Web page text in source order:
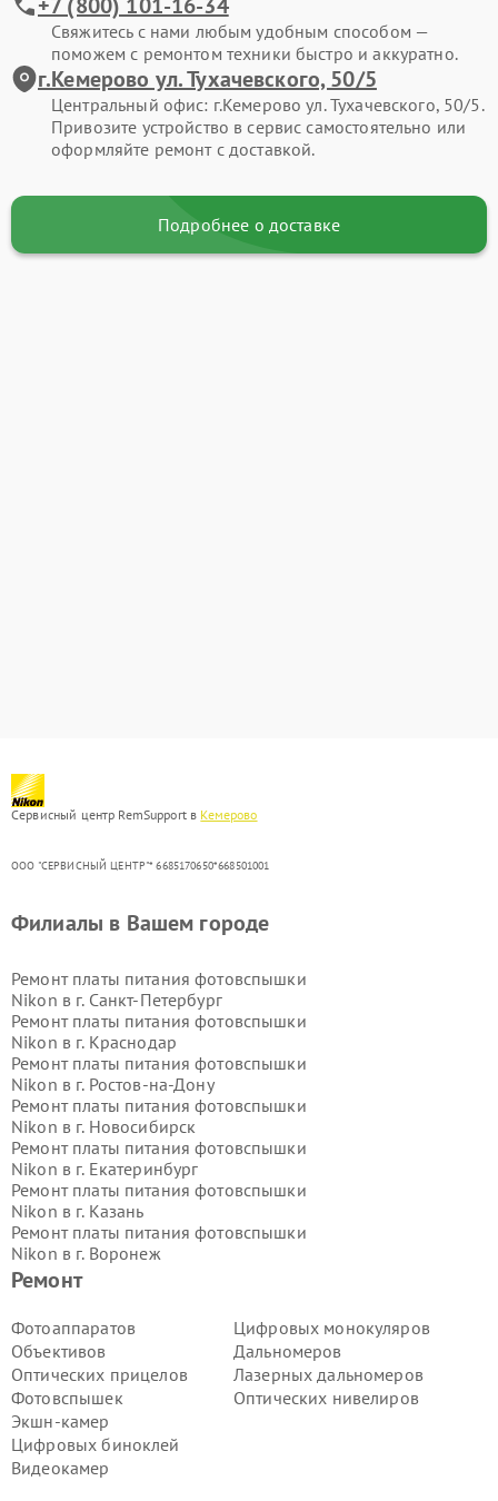
Свяжитесь с нами любым удобным способом —
поможем с ремонтом техники быстро и аккуратно.
г.Кемерово ул. Тухачевского, 50/5
Центральный офис: г.Кемерово ул. Тухачевского, 50/5.
Привозите устройство в сервис самостоятельно или
оформляйте ремонт с доставкой.
Подробнее о доставке
Сервисный центр RemSupport в Кемерово
ООО "СЕРВИСНЫЙ ЦЕНТР"* 6685170650*668501001
Ремонт
Фотоаппаратов
Объективов
Оптических прицелов
Фотовспышек
Экшн-камер
Цифровых биноклей
Видеокамер
Цифровых монокуляров
Дальномеров
Лазерных дальномеров
Оптических нивелиров
Филиалы в Вашем городе
Ремонт платы питания фотовспышки
Nikon в г. Санкт-Петербург
Ремонт платы питания фотовспышки
Nikon в г. Краснодар
Ремонт платы питания фотовспышки
Nikon в г. Ростов-на-Дону
Ремонт платы питания фотовспышки
Nikon в г. Новосибирск
Ремонт платы питания фотовспышки
Nikon в г. Екатеринбург
Ремонт платы питания фотовспышки
Nikon в г. Казань
Ремонт платы питания фотовспышки
Nikon в г. Воронеж
Ремонт платы питания фотовспышки
Ремонт платы питания фотовспышки
Nikon в г.Самара
Ремонт платы питания фотовспышки
Nikon в г.Пермь
Ремонт платы питания фотовспышки
Nikon в г.Красноярск
Ремонт платы питания фотовспышки
Nikon в г.Ижевск